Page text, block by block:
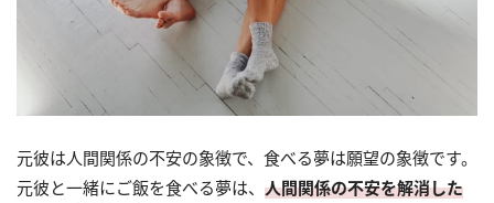
元彼は人間関係の不安の象徴で、食べる夢は願望の象徴です。
元彼と一緒にご飯を食べる夢は、 人間関係の不安を解消した